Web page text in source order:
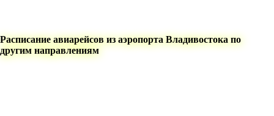
Расписание авиарейсов из аэропорта Владивостока по
другим направлениям